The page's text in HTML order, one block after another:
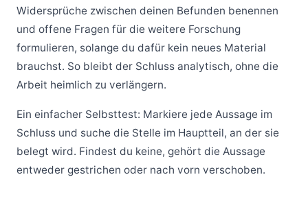
Widersprüche zwischen deinen Befunden benennen
und offene Fragen für die weitere Forschung
formulieren, solange du dafür kein neues Material
brauchst. So bleibt der Schluss analytisch, ohne die
Arbeit heimlich zu verlängern.
Ein einfacher Selbsttest: Markiere jede Aussage im
Schluss und suche die Stelle im Hauptteil, an der sie
belegt wird. Findest du keine, gehört die Aussage
entweder gestrichen oder nach vorn verschoben.